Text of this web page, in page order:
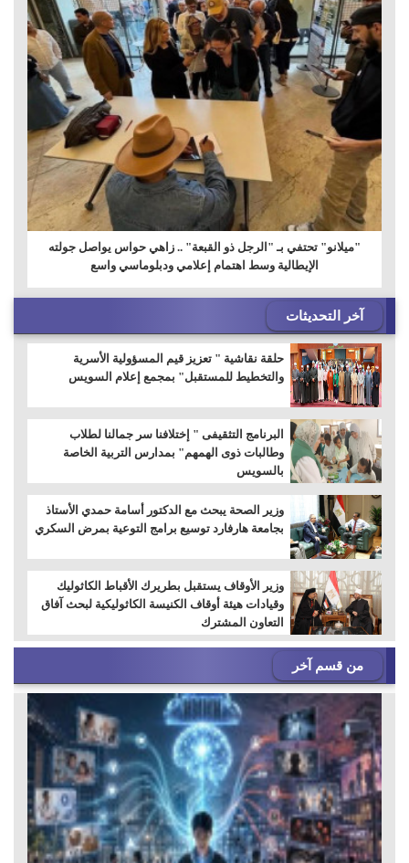
"ميلانو" تحتفي بـ "الرجل ذو القبعة" .. زاهي حواس يواصل جولته
الإيطالية وسط اهتمام إعلامي ودبلوماسي واسع
آخر التحديثات
حلقة نقاشية " تعزيز قيم المسؤولية الأسرية
والتخطيط للمستقبل" بمجمع إعلام السويس
البرنامج التثقيفى " إختلافنا سر جمالنا لطلاب
وطالبات ذوى الهمهم" بمدارس التربية الخاصة
بالسويس
وزير الصحة يبحث مع الدكتور أسامة حمدي الأستاذ
بجامعة هارفارد توسيع برامج التوعية بمرض السكري
وزير الأوقاف يستقبل بطريرك الأقباط الكاثوليك
وقيادات هيئة أوقاف الكنيسة الكاثوليكية لبحث آفاق
التعاون المشترك
من قسم آخر